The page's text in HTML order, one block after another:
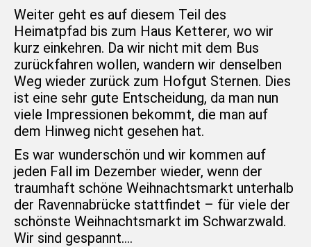
Weiter geht es auf diesem Teil des
Heimatpfad bis zum Haus Ketterer, wo wir
kurz einkehren. Da wir nicht mit dem Bus
zurückfahren wollen, wandern wir denselben
Weg wieder zurück zum Hofgut Sternen. Dies
ist eine sehr gute Entscheidung, da man nun
viele Impressionen bekommt, die man auf
dem Hinweg nicht gesehen hat.
Es war wunderschön und wir kommen auf
jeden Fall im Dezember wieder, wenn der
traumhaft schöne Weihnachtsmarkt unterhalb
der Ravennabrücke stattfindet – für viele der
schönste Weihnachtsmarkt im Schwarzwald.
Wir sind gespannt….